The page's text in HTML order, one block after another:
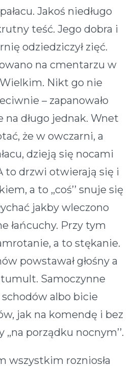
Jakoś niedługo
teść. Jego dobra i
odziedziczył zięć.
na cmentarzu w
Nikt go nie
– zapanowało
na długo jednak. Wnet
że w owczarni, a
dzieją się nocami
to drzwi otwierają się i
a to ,,coś’’ snuje się
jakby wleczono
łańcuchy. Przy tym
a to stękanie.
powstawał głośny a
Samoczynne
albo bicie
jak na komendę i bez
,,na porządku nocnym’’.
wszystkim rozniosła